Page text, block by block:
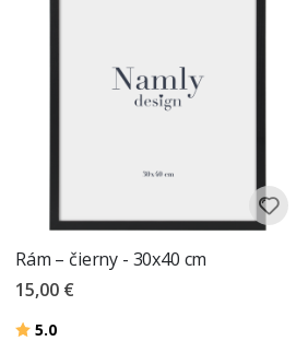
Rám – čierny - 30x40 cm
15,00 €
Hodnotenie:
5.0z 5 hviezdičiek